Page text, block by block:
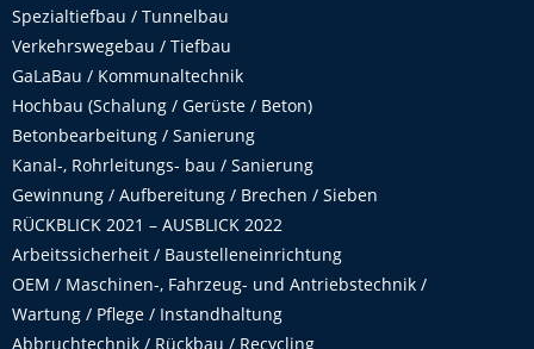
Spezialtiefbau / Tunnelbau
Verkehrswegebau / Tiefbau
GaLaBau / Kommunaltechnik
Hochbau (Schalung / Gerüste / Beton)
Betonbearbeitung / Sanierung
Kanal-, Rohrleitungs- bau / Sanierung
Gewinnung / Aufbereitung / Brechen / Sieben
RÜCKBLICK 2021 – AUSBLICK 2022
Arbeitssicherheit / Baustelleneinrichtung
OEM / Maschinen-, Fahrzeug- und Antriebstechnik /
Wartung / Pflege / Instandhaltung
Abbruchtechnik / Rückbau / Recycling